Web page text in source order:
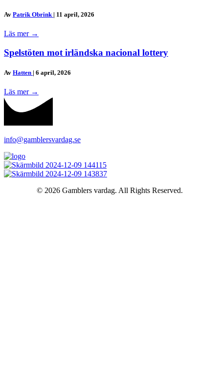
Av Patrik Obrink | 11 april, 2026
Läs mer →
Spelstöten mot irländska nacional lottery
Av Hatten | 6 april, 2026
Läs mer →
info@gamblersvardag.se
© 2026 Gamblers vardag. All Rights Reserved.